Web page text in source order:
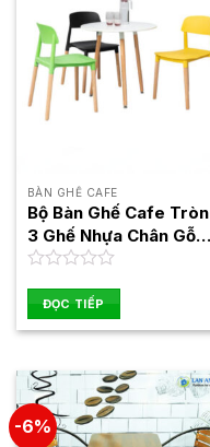
BÀN GHẾ CAFE
Bộ Bàn Ghế Cafe Tròn
3 Ghế Nhựa Chân Gỗ
BBCF86
xếp
hạng
0
sao
ĐỌC TIẾP
-6%